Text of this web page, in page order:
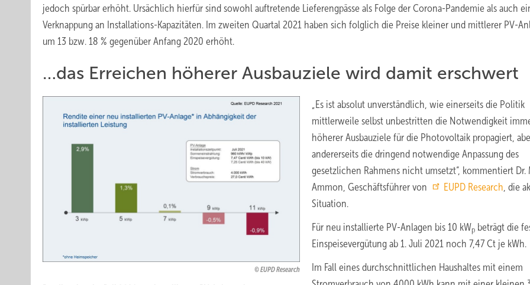
jedoch spürbar erhöht. Ursächlich hierfür sind sowohl auftretende Lieferengpässe als Folge der Corona-Pandemie als auch
Verknappung an Installations-Kapazitäten. Im zweiten Quartal 2021 haben sich folglich die Preise kleiner und mittlerer PV-
um 13 bzw. 18 % gegenüber Anfang 2020 erhöht.
…das Erreichen höherer Ausbauziele wird damit erschwert
EUPD Research
„Es ist absolut unverständlich, wie einerseits die Politik
mittlerweile selbst unbestritten die Notwendigkeit
höherer Ausbauziele für die Photovoltaik propagiert,
andererseits die dringend notwendige Anpassung des
gesetzlichen Rahmens nicht umsetzt“, kommentiert Dr.
Ammon, Geschäftsführer von
EUPD Research, die
Situation.
Für neu installierte PV-Anlagen bis 10 kWp beträgt die
Einspeisevergütung ab 1. Juli 2021 noch 7,47 Ct je kWh.
Im Fall eines durchschnittlichen Haushaltes mit einem